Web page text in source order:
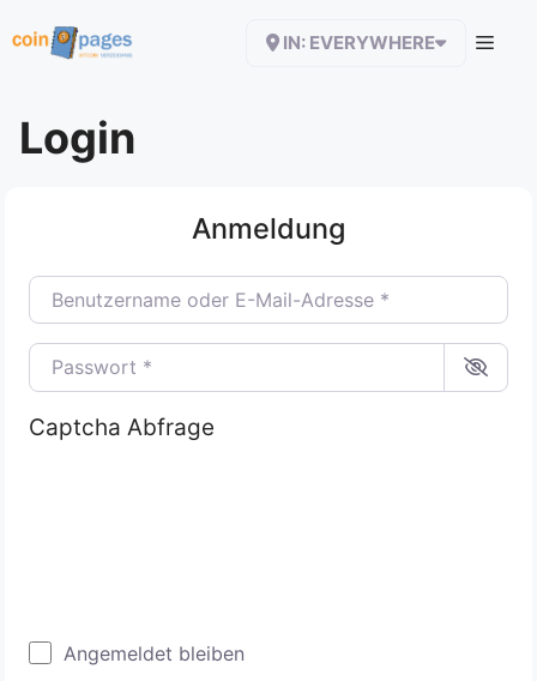
Inhalt
IN: EVERYWHERE
Login
Anmeldung
Benutzername oder E-Mail-Adresse
Passwort
Captcha Abfrage
Angemeldet bleiben